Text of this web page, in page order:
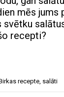
mēs jums
recepti?
recepte salāti